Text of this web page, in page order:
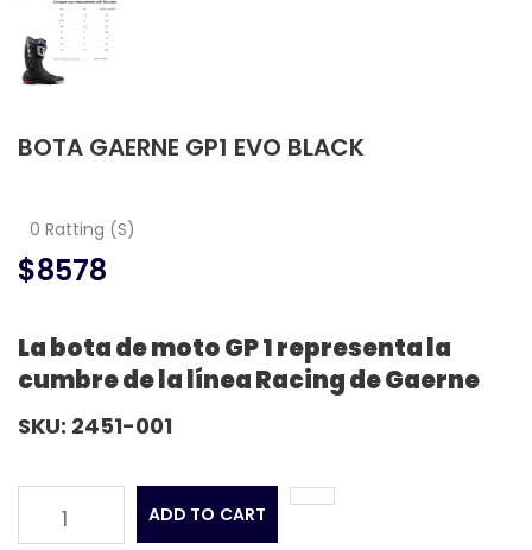
BOTA GAERNE GP1 EVO BLACK
0 Ratting (S)
$8578
La bota de moto GP 1 representa la
cumbre de la línea Racing de Gaerne
SKU: 2451-001
1 ADD TO CART